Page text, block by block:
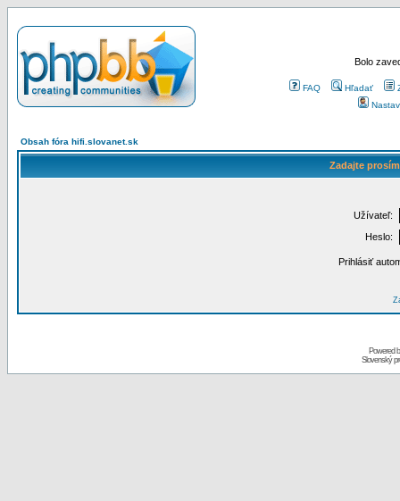
Bolo
FAQ Hľadať
Obsah fóra hifi.slovanet.sk
Zadajte
Užívateľ:
Heslo:
Prihlásiť
Powered
Slovenský